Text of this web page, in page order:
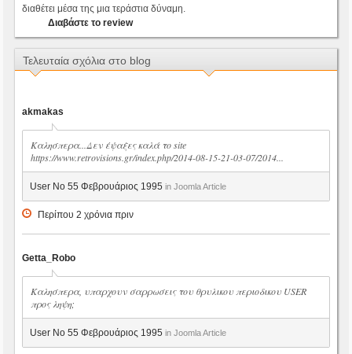
διαθέτει μέσα της μια τεράστια δύναμη.
Διαβάστε το review
Τελευταία σχόλια στο blog
akmakas
Καλησπερα...Δεν έψαξες καλά το site
https://www.retrovisions.gr/index.php/2014-08-15-21-03-07/2014...
User No 55 Φεβρουάριος 1995 in Joomla Article
Περίπου 2 χρόνια πριν
Getta_Robo
Καλησπερα, υπαρχουν σαρρωσεις του θρυλικου περιοδικου USER
προς ληψη;
User No 55 Φεβρουάριος 1995 in Joomla Article